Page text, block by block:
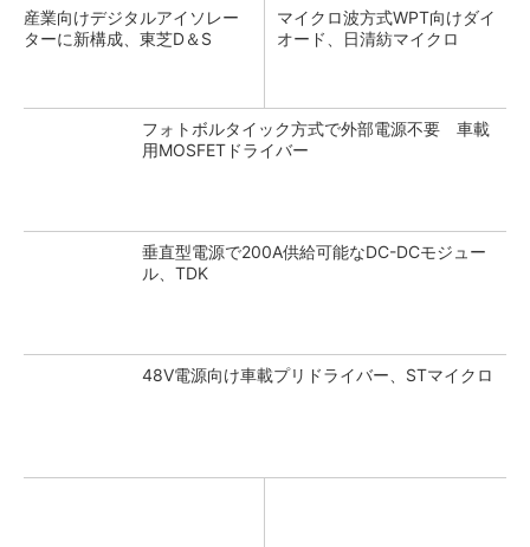
産業向けデジタルアイソレー
ターに新構成、東芝D＆S
マイクロ波方式WPT向けダイ
オード、日清紡マイクロ
フォトボルタイック方式で外部電源不要 車載
用MOSFETドライバー
垂直型電源で200A供給可能なDC-DCモジュー
ル、TDK
48V電源向け車載プリドライバー、STマイクロ